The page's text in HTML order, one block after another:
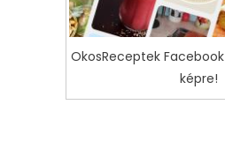
OkosReceptek
képre!